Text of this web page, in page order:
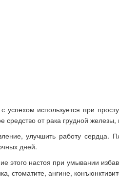
используется при
средство от рака грудной железы,
улучшить работу сердца.
дней.
этого настоя при умывании
стоматите, ангине,